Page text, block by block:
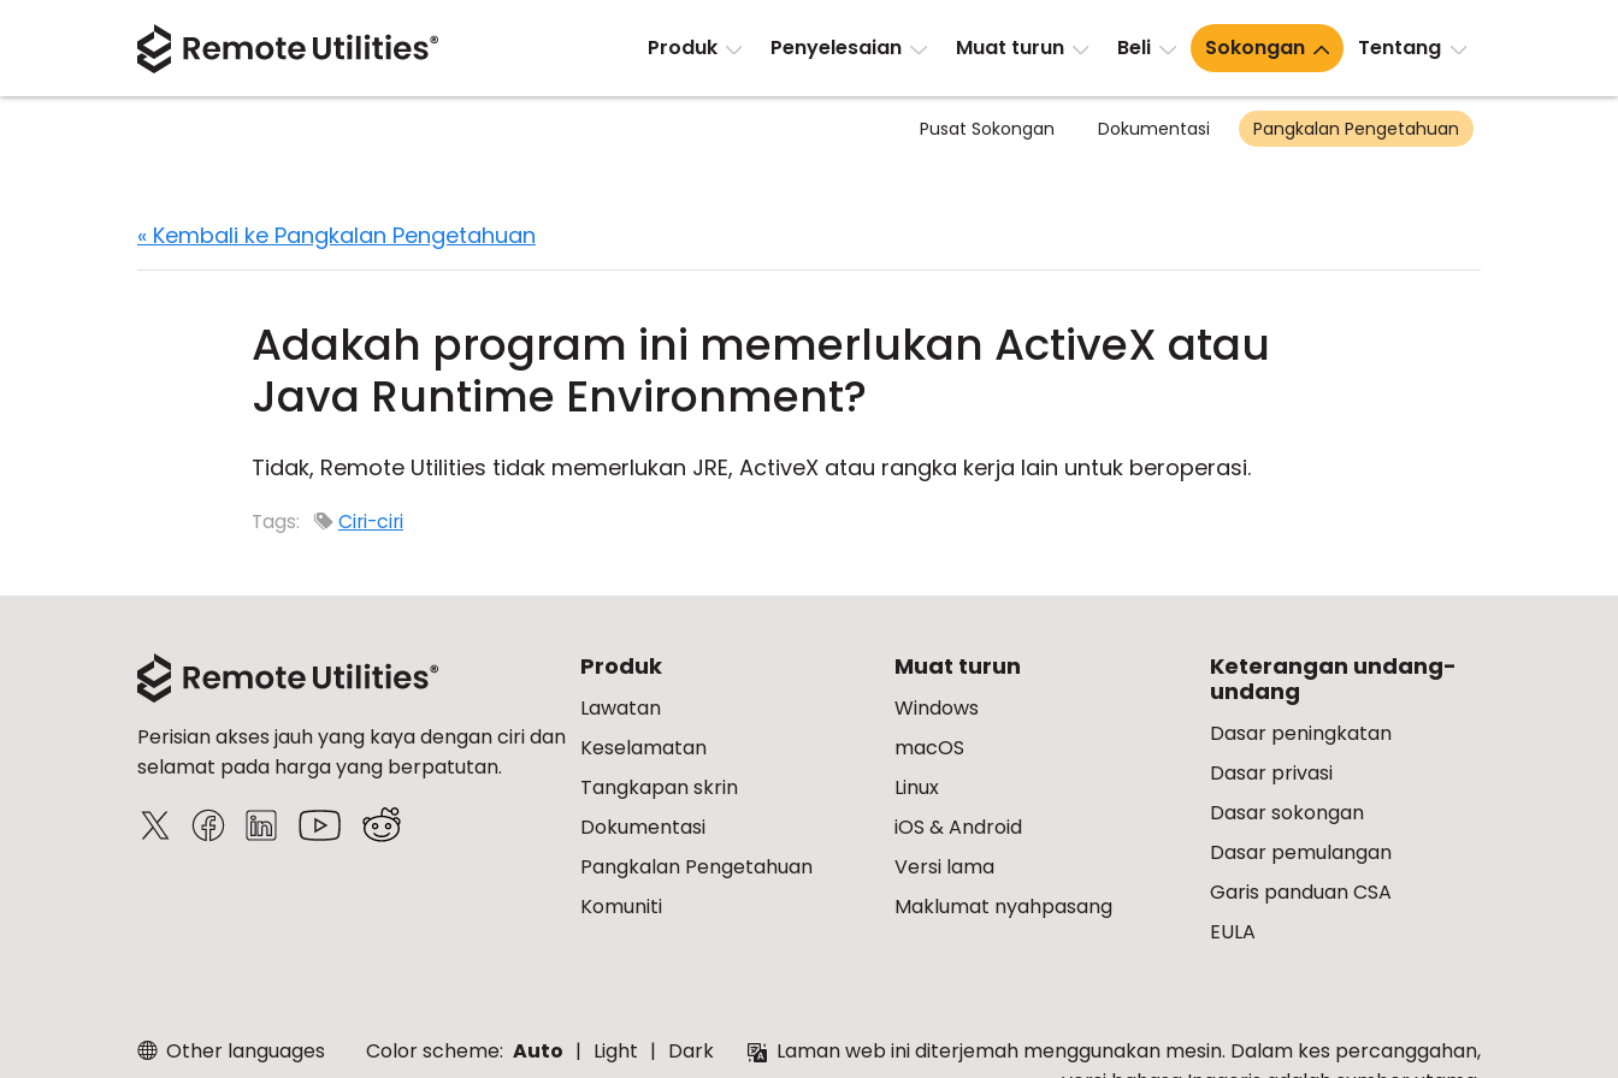
Produk Penyelesaian Muat turun Beli Sokongan Tentang
Pusat Sokongan Dokumentasi Pangkalan Pengetahuan
« Kembali ke Pangkalan Pengetahuan
Adakah program ini memerlukan ActiveX atau
Java Runtime Environment?
Tidak, Remote Utilities tidak memerlukan JRE, ActiveX atau rangka kerja lain untuk beroperasi.
Tags: Ciri-ciri
Perisian akses jauh yang kaya dengan ciri dan
selamat pada harga yang berpatutan.
Produk
Lawatan
Keselamatan
Tangkapan skrin
Dokumentasi
Pangkalan Pengetahuan
Komuniti
Muat turun
Windows
macOS
Linux
iOS & Android
Versi lama
Maklumat nyahpasang
Keterangan undang-
undang
Dasar peningkatan
Dasar privasi
Dasar sokongan
Dasar pemulangan
Garis panduan CSA
EULA
Other languages Color scheme: Auto Light Dark
Laman web ini diterjemah menggunakan mesin. Dalam kes percanggahan,